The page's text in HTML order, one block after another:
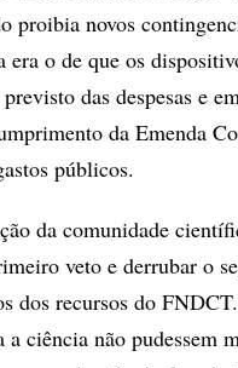
proibia novos
o de que os
das despesas e
da Emenda
públicos.
da comunidade
veto e derrubar o
dos recursos do
a ciência não pudessem